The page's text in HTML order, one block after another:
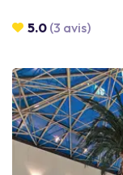
moderne, idéal pour
de nos espaces
5.0 (3 avis)